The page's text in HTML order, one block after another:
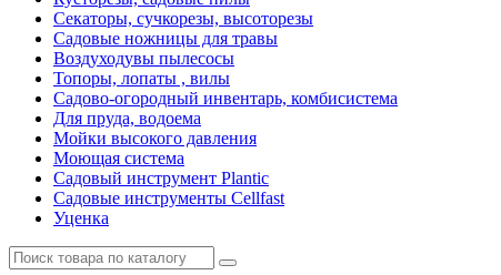
Секаторы, сучкорезы, высоторезы
Садовые ножницы для травы
Воздуходувы пылесосы
Топоры, лопаты , вилы
Садово-огородный инвентарь, комбисистема
Для пруда, водоема
Мойки высокого давления
Моющая система
Садовый инструмент Plantic
Садовые инструменты Cellfast
Уценка